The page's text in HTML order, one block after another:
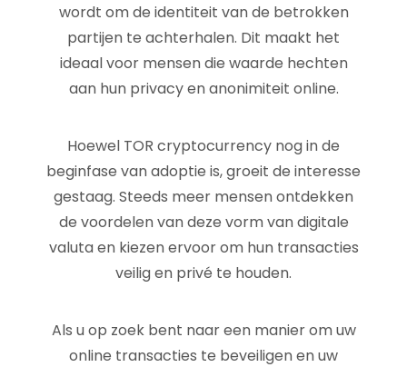
wordt om de identiteit van de betrokken
partijen te achterhalen. Dit maakt het
ideaal voor mensen die waarde hechten
aan hun privacy en anonimiteit online.
Hoewel TOR cryptocurrency nog in de
beginfase van adoptie is, groeit de interesse
gestaag. Steeds meer mensen ontdekken
de voordelen van deze vorm van digitale
valuta en kiezen ervoor om hun transacties
veilig en privé te houden.
Als u op zoek bent naar een manier om uw
online transacties te beveiligen en uw